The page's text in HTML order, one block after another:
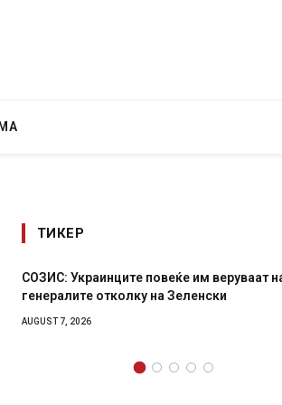
ТИКЕР
веруваат на
Рачна бомба
главниот српски